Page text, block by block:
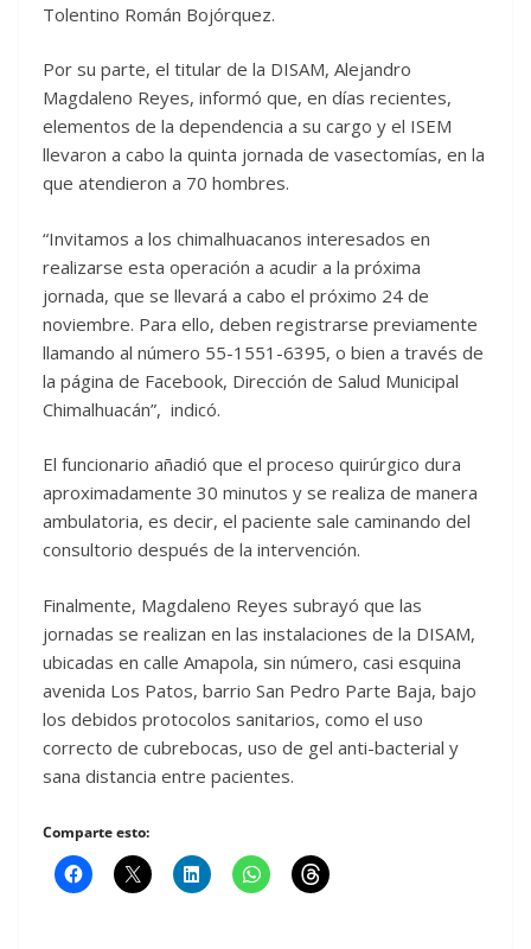
Tolentino Román Bojórquez.
Por su parte, el titular de la DISAM, Alejandro
Magdaleno Reyes, informó que, en días recientes,
elementos de la dependencia a su cargo y el ISEM
llevaron a cabo la quinta jornada de vasectomías, en la
que atendieron a 70 hombres.
“Invitamos a los chimalhuacanos interesados en
realizarse esta operación a acudir a la próxima
jornada, que se llevará a cabo el próximo 24 de
noviembre. Para ello, deben registrarse previamente
llamando al número 55-1551-6395, o bien a través de
la página de Facebook, Dirección de Salud Municipal
Chimalhuacán”, indicó.
El funcionario añadió que el proceso quirúrgico dura
aproximadamente 30 minutos y se realiza de manera
ambulatoria, es decir, el paciente sale caminando del
consultorio después de la intervención.
Finalmente, Magdaleno Reyes subrayó que las
jornadas se realizan en las instalaciones de la DISAM,
ubicadas en calle Amapola, sin número, casi esquina
avenida Los Patos, barrio San Pedro Parte Baja, bajo
los debidos protocolos sanitarios, como el uso
correcto de cubrebocas, uso de gel anti-bacterial y
sana distancia entre pacientes.
Comparte esto: